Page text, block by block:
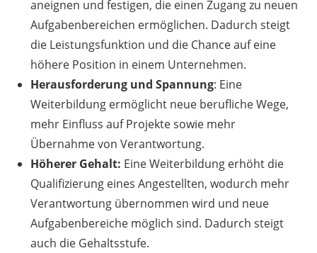
aneignen und festigen, die einen Zugang zu neuen
Aufgabenbereichen ermöglichen. Dadurch steigt
die Leistungsfunktion und die Chance auf eine
höhere Position in einem Unternehmen.
Herausforderung und Spannung: Eine
Weiterbildung ermöglicht neue berufliche Wege,
mehr Einfluss auf Projekte sowie mehr
Übernahme von Verantwortung.
Höherer Gehalt: Eine Weiterbildung erhöht die
Qualifizierung eines Angestellten, wodurch mehr
Verantwortung übernommen wird und neue
Aufgabenbereiche möglich sind. Dadurch steigt
auch die Gehaltsstufe.